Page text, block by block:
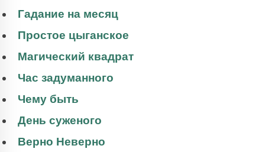
Гадание на месяц
Простое цыганское
Магический квадрат
Час задуманного
Чему быть
День суженого
Верно Неверно